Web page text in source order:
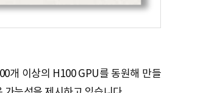
개 이상의 H100 GPU를 동원해 만들